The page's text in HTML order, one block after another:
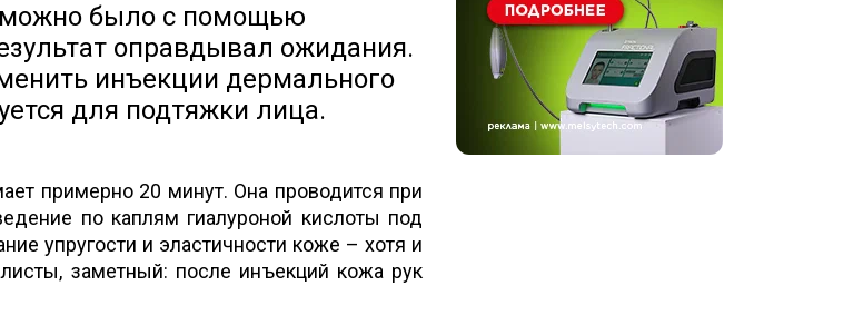
можно было с помощью
оправдывал ожидания.
инъекции дермального
для подтяжки лица.
примерно 20 минут. Она проводится при
по каплям гиалуроной кислоты под
упругости и эластичности коже – хотя и
заметный: после инъекций кожа рук